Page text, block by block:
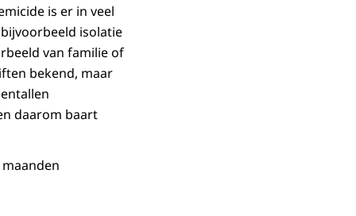
is er in veel
isolatie
van familie of
bekend, maar
daarom baart